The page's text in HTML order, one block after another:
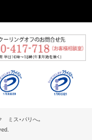
ミス・パリへ。